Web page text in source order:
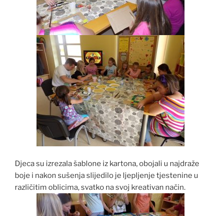
Djeca su izrezala šablone iz kartona, obojali u najdraže
boje i nakon sušenja slijedilo je ljepljenje tjestenine u
različitim oblicima, svatko na svoj kreativan način.